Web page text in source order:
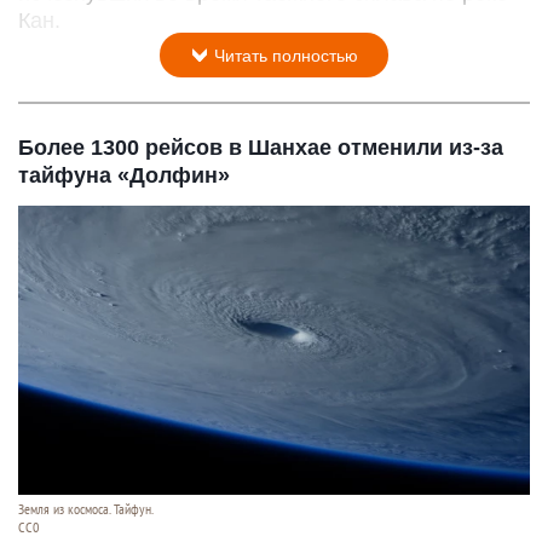
Кан.
Читать полностью
Более 1300 рейсов в Шанхае отменили из-за
тайфуна «Долфин»
Земля из космоса. Тайфун.
СС0